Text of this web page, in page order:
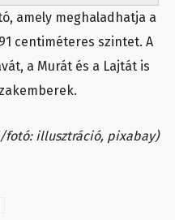
amely meghaladhatja a
centiméteres szintet. A
a Murát és a Lajtát is
fotó: illusztráció, pixabay)